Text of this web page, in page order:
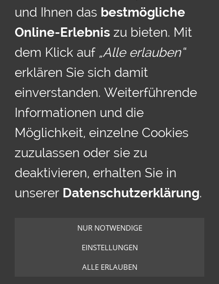
IMPRESSUM
DATENSCHUTZERKLÄRUNG
HAFTUNGSAUSSCHLUSS
© 2026 - www.bratschenpower.de - Alle
Rechte vorbehalten
und Ihnen das bestmögliche
Online-Erlebnis zu bieten. Mit
dem Klick auf „Alle erlauben“
erklären Sie sich damit
einverstanden. Weiterführende
Informationen und die
Möglichkeit, einzelne Cookies
zuzulassen oder sie zu
deaktivieren, erhalten Sie in
unserer Datenschutzerklärung.
NUR NOTWENDIGE
EINSTELLUNGEN
ALLE ERLAUBEN